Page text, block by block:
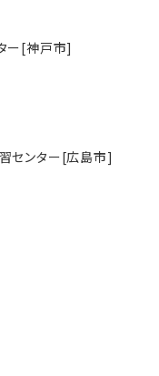
ー[神戸市]
センター[広島市]